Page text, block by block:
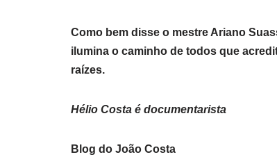
Como bem disse o mestre Ariano
ilumina o caminho de todos que
raízes.
Hélio Costa é documentarista
Blog do João Costa